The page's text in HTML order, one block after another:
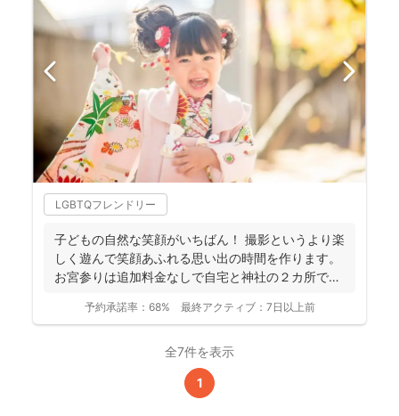
LGBTQフレンドリー
子どもの自然な笑顔がいちばん！ 撮影というより楽
しく遊んで笑顔あふれる思い出の時間を作ります。
お宮参りは追加料金なしで自宅と神社の２カ所で撮
予約承諾率： 68% 最終アクティブ： 7日以上前
全7件を表示
1